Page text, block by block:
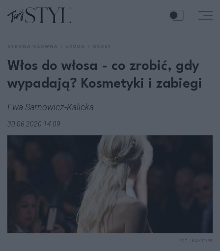
Włos do włosa - co zrobić, gdy
wypadają? Kosmetyki i zabiegi
Ewa Sarnowicz-Kalicka
30.06.2020 14:09